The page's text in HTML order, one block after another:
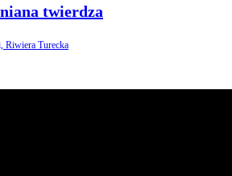
twierdza
Riwiera Turecka